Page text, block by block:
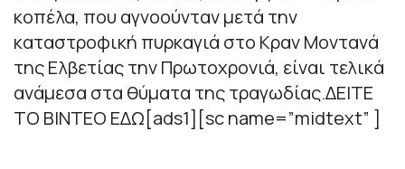
κοπέλα, που αγνοούνταν μετά την
καταστροφική πυρκαγιά στο Κραν Μοντανά
της Ελβετίας την Πρωτοχρονιά, είναι τελικά
ανάμεσα στα θύματα της τραγωδίας.ΔΕΙΤΕ
ΤΟ ΒΙΝΤΕΟ ΕΔΩ[ads1][sc name=”midtext” ]